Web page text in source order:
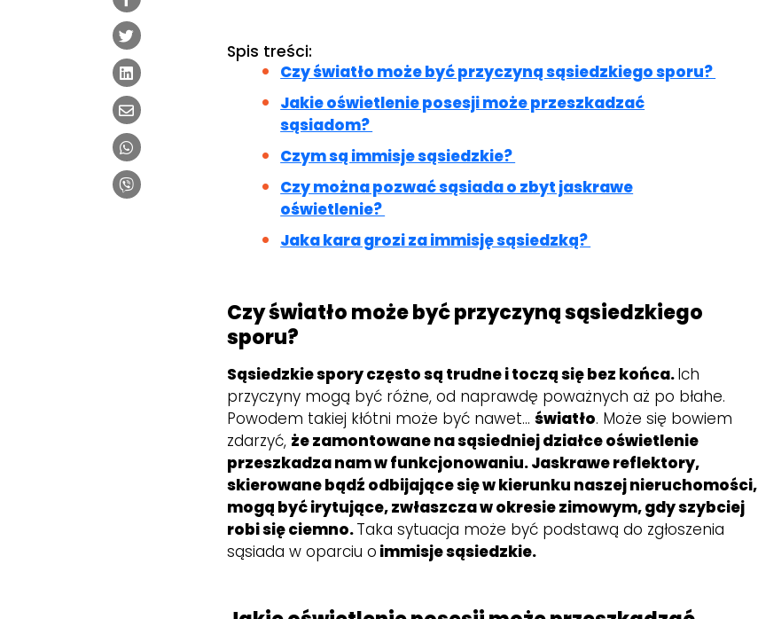
Spis treści:
Czy światło może być przyczyną sąsiedzkiego sporu?
Jakie oświetlenie posesji może przeszkadzać
sąsiadom?
Czym są immisje sąsiedzkie?
Czy można pozwać sąsiada o zbyt jaskrawe
oświetlenie?
Jaka kara grozi za immisję sąsiedzką?
Czy światło może być przyczyną sąsiedzkiego
sporu?
Sąsiedzkie spory często są trudne i toczą się bez końca.Ich
przyczyny mogą być różne, od naprawdę poważnych aż po błahe.
Powodem takiej kłótni może być nawet...światło. Może się bowiem
zdarzyć, że zamontowane na sąsiedniej działce oświetlenie
przeszkadza nam w funkcjonowaniu. Jaskrawe reflektory,
skierowane bądź odbijające się w kierunku naszej nieruchomości,
mogą być irytujące, zwłaszcza w okresie zimowym, gdy szybciej
robi się ciemno.Taka sytuacja może być podstawą do zgłoszenia
sąsiada w oparciu o immisje sąsiedzkie.